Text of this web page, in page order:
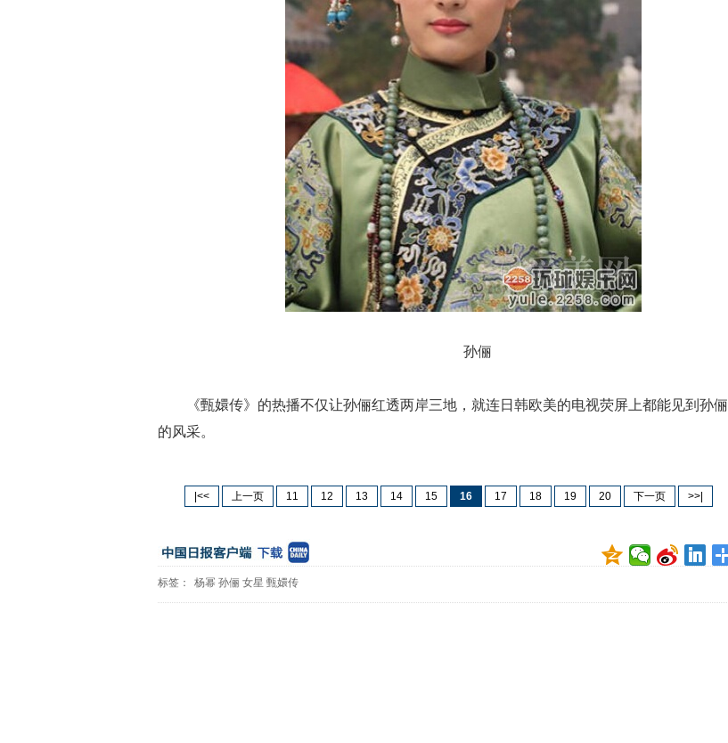
孙俪
《甄嬛传》的热播不仅让孙俪红透两岸三地，就连日韩欧美的电视荧屏上都能见到孙俪
的风采。
|<< 上一页 11 12 13 14 15 16 17 18 19 20 下一页 >>|
标签： 杨幂 孙俪 女星 甄嬛传